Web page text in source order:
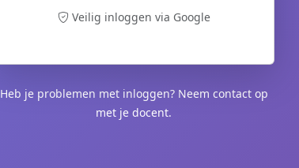
Veilig inloggen via Google
Heb je problemen met inloggen? Neem contact op
met je docent.